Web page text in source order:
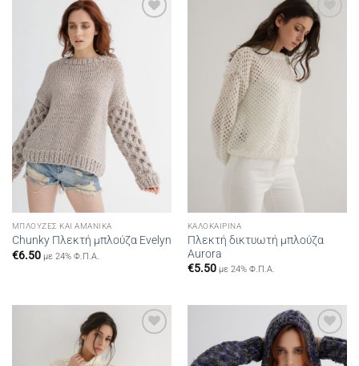
ΜΠΛΟΎΖΕΣ ΚΑΙ ΑΜΆΝΙΚΑ
Chunky Πλεκτή μπλούζα Evelyn
€6.50 με 24% Φ.Π.Α.
Add to
wishlist
ΚΑΛΟΚΑΙΡΙΝΆ
Πλεκτή δικτυωτή μπλούζα
Aurora
€5.50 με 24% Φ.Π.Α.
Add to
wishlist